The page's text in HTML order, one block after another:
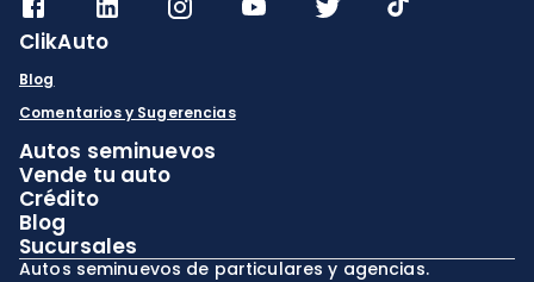
ClikAuto
Blog
Comentarios y Sugerencias
Autos seminuevos
Vende tu auto
Crédito
Blog
Sucursales
Autos seminuevos de particulares y agencias.